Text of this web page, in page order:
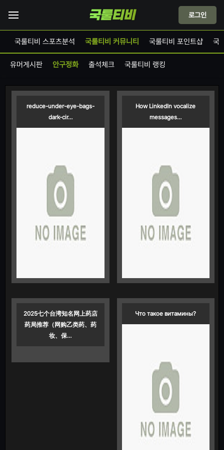
로그인
국룰티비 스포츠분석 국룰티비 커뮤니티 국룰티비 포인트샵 국
유머게시판 안구정화 출석체크 국룰티비 랭킹
reduce-under-eye-bags-
dark-cir…
How LinkedIn vocalize
messages…
2025七个台湾知名网上药店
药局推荐（网购乙类药、药
妆、保…
Что такое витамины?